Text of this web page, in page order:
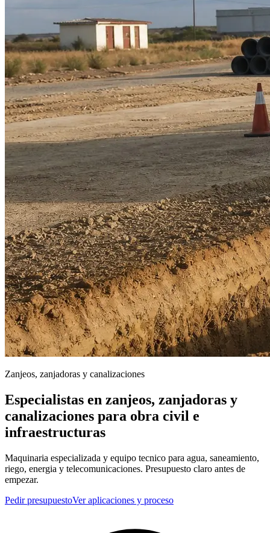
Zanjeos, zanjadoras y canalizaciones
Especialistas en zanjeos, zanjadoras y
canalizaciones para obra civil e
infraestructuras
Maquinaria especializada y equipo tecnico para agua, saneamiento,
riego, energia y telecomunicaciones. Presupuesto claro antes de
empezar.
Pedir presupuestoVer aplicaciones y proceso